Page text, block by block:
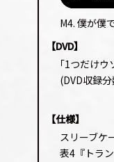
レー
ヤー
M4. 僕が僕
【DVD】
｢1つだけウ
(DVD収録
【仕様】
スリーブケ
表4『トラ